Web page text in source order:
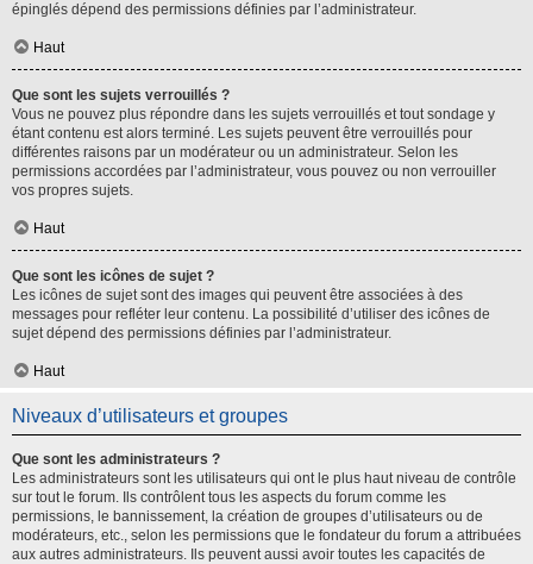
épinglés dépend des permissions définies par l’administrateur.
Haut
Que sont les sujets verrouillés ?
Vous ne pouvez plus répondre dans les sujets verrouillés et tout sondage y
étant contenu est alors terminé. Les sujets peuvent être verrouillés pour
différentes raisons par un modérateur ou un administrateur. Selon les
permissions accordées par l’administrateur, vous pouvez ou non verrouiller
vos propres sujets.
Haut
Que sont les icônes de sujet ?
Les icônes de sujet sont des images qui peuvent être associées à des
messages pour refléter leur contenu. La possibilité d’utiliser des icônes de
sujet dépend des permissions définies par l’administrateur.
Haut
Niveaux d’utilisateurs et groupes
Que sont les administrateurs ?
Les administrateurs sont les utilisateurs qui ont le plus haut niveau de contrôle
sur tout le forum. Ils contrôlent tous les aspects du forum comme les
permissions, le bannissement, la création de groupes d’utilisateurs ou de
modérateurs, etc., selon les permissions que le fondateur du forum a attribuées
aux autres administrateurs. Ils peuvent aussi avoir toutes les capacités de